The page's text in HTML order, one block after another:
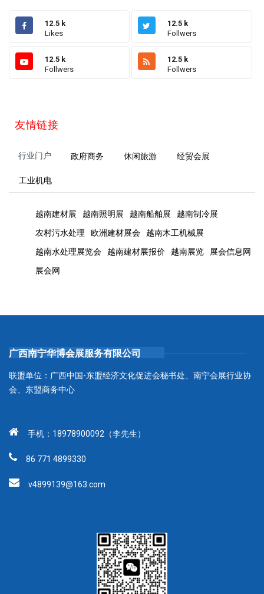
12.5 k
Likes
12.5 k
Follwers
12.5 k
Follwers
12.5 k
Follwers
友情链接
行业门户 政府商务 休闲旅游 经贸会展
工业机电
越南建材展 越南照明展 越南船舶展
越南制冷展
农村污水处理
欧洲建材展会
越南木工机械展
越南水处理展览会
越南建材展报价 越南展览
展会信息网
展会网
广西南宁华博会展服务有限公司
联盟单位：广西中国-东盟经济文化促进会秘书处、南宁会展行业协
会、东盟商务中心
手机：18978900092（李先生）
86 771 4899330
v4899139@163.com